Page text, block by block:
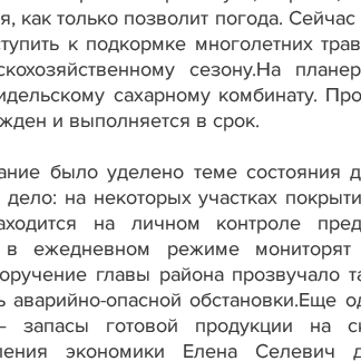
как только позволит погода.
к подкормке многолетних
сезону.На
сахарному комбинату.
и выполняется в срок.
было уделено теме состояния
на некоторых участках
на личном контроле
в ежедневном режиме
главы района прозвучало
аварийно-опасной обстановки.Еще
запасы готовой продукции на
экономики Елена Селевич